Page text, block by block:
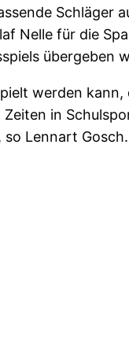
Schläger
Nelle für die
übergeben
werden
in
Lennart